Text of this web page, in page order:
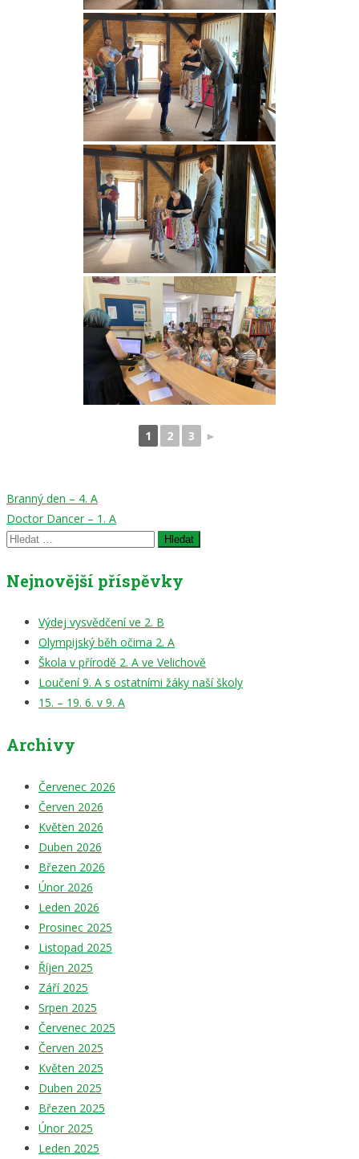
1 2 3 ►
Navigace
pro
příspěvek
Branný den – 4. A
Doctor Dancer – 1. A
Vyhledávání
Nejnovější příspěvky
Výdej vysvědčení ve 2. B
Olympijský běh očima 2. A
Škola v přírodě 2. A ve Velichově
Loučení 9. A s ostatními žáky naší školy
15. – 19. 6. v 9. A
Archivy
Červenec 2026
Červen 2026
Květen 2026
Duben 2026
Březen 2026
Únor 2026
Leden 2026
Prosinec 2025
Listopad 2025
Říjen 2025
Září 2025
Srpen 2025
Červenec 2025
Červen 2025
Květen 2025
Duben 2025
Březen 2025
Únor 2025
Leden 2025